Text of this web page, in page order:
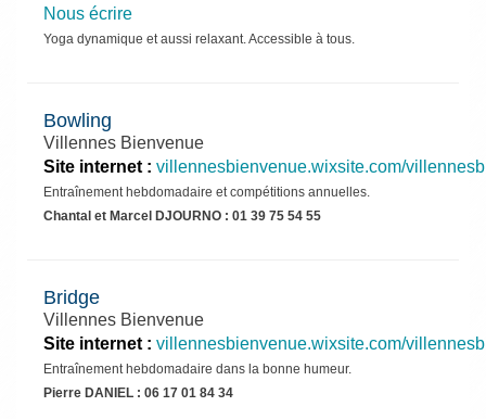
Nous écrire
Yoga dynamique et aussi relaxant. Accessible à tous.
Bowling
Villennes Bienvenue
Site internet : villennesbienvenue.wixsite.com/
Entraînement hebdomadaire et compétitions annuelles.
Chantal et Marcel DJOURNO : 01 39 75 54 55
Bridge
Villennes Bienvenue
Site internet : villennesbienvenue.wixsite.com/
Entraînement hebdomadaire dans la bonne humeur.
Pierre DANIEL : 06 17 01 84 34